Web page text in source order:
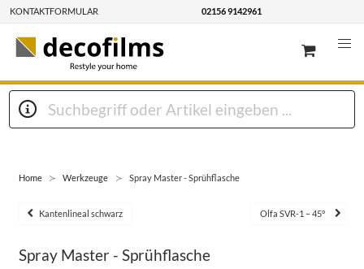
KONTAKTFORMULAR 02156 9142961
Home Werkzeuge Spray Master - Sprühflasche
Kantenlineal schwarz Olfa SVR-1 – 45°
Spray Master - Sprühflasche